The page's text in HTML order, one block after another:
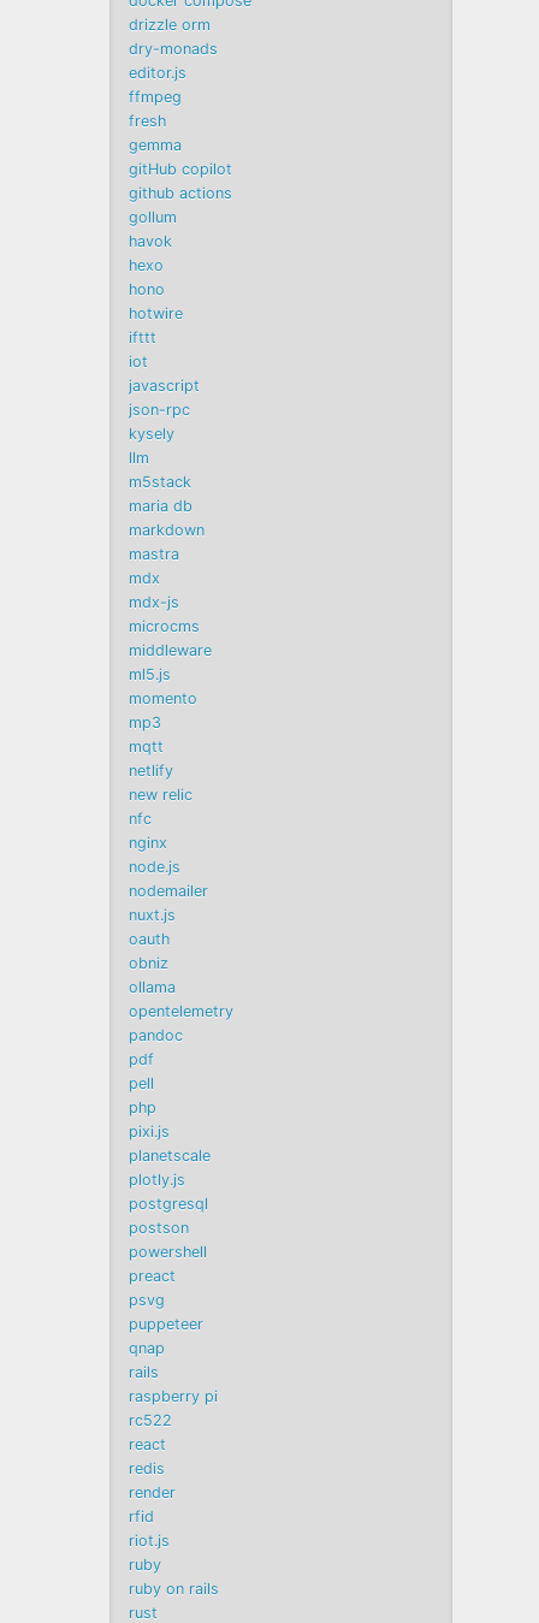
drizzle orm
dry-monads
editor.js
ffmpeg
fresh
gemma
gitHub copilot
github actions
gollum
havok
hexo
hono
hotwire
ifttt
iot
javascript
json-rpc
kysely
llm
m5stack
maria db
markdown
mastra
mdx
mdx-js
microcms
middleware
ml5.js
momento
mp3
mqtt
netlify
new relic
nfc
nginx
node.js
nodemailer
nuxt.js
oauth
obniz
ollama
opentelemetry
pandoc
pdf
pell
php
pixi.js
planetscale
plotly.js
postgresql
postson
powershell
preact
psvg
puppeteer
qnap
rails
raspberry pi
rc522
react
redis
render
rfid
riot.js
ruby
ruby on rails
rust